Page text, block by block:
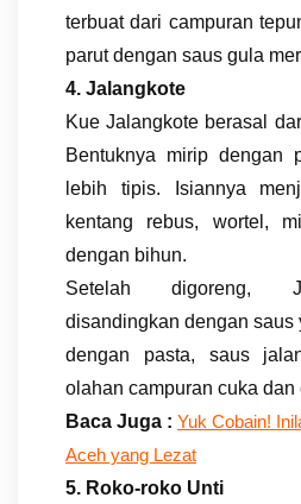
terbuat dari campuran
parut dengan saus gula
4. Jalangkote
Kue Jalangkote berasal
Bentuknya mirip dengan
lebih tipis. Isiannya
kentang rebus, wortel,
dengan bihun.
Setelah digoreng,
disandingkan dengan saus
dengan pasta, saus
olahan campuran cuka dan
Baca Juga : Yuk Cobain!
Aceh yang Lezat
5. Roko-roko Unti